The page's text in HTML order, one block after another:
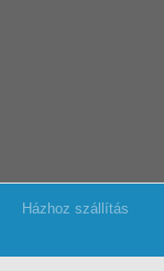
Házhoz szállítás